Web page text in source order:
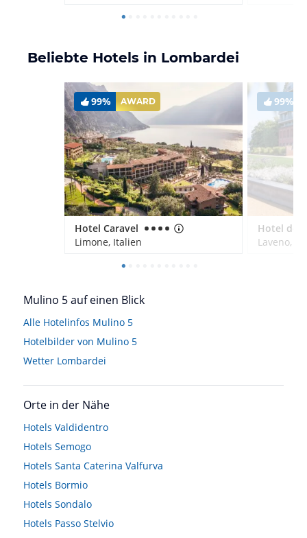
Beliebte Hotels in Lombardei
99% AWARD
Hotel Caravel
Limone, Italien
99%
Laveno,
Mulino 5 auf einen Blick
Alle Hotelinfos Mulino 5
Hotelbilder von Mulino 5
Wetter Lombardei
Orte in der Nähe
Hotels Valdidentro
Hotels Semogo
Hotels Santa Caterina Valfurva
Hotels Bormio
Hotels Sondalo
Hotels Passo Stelvio